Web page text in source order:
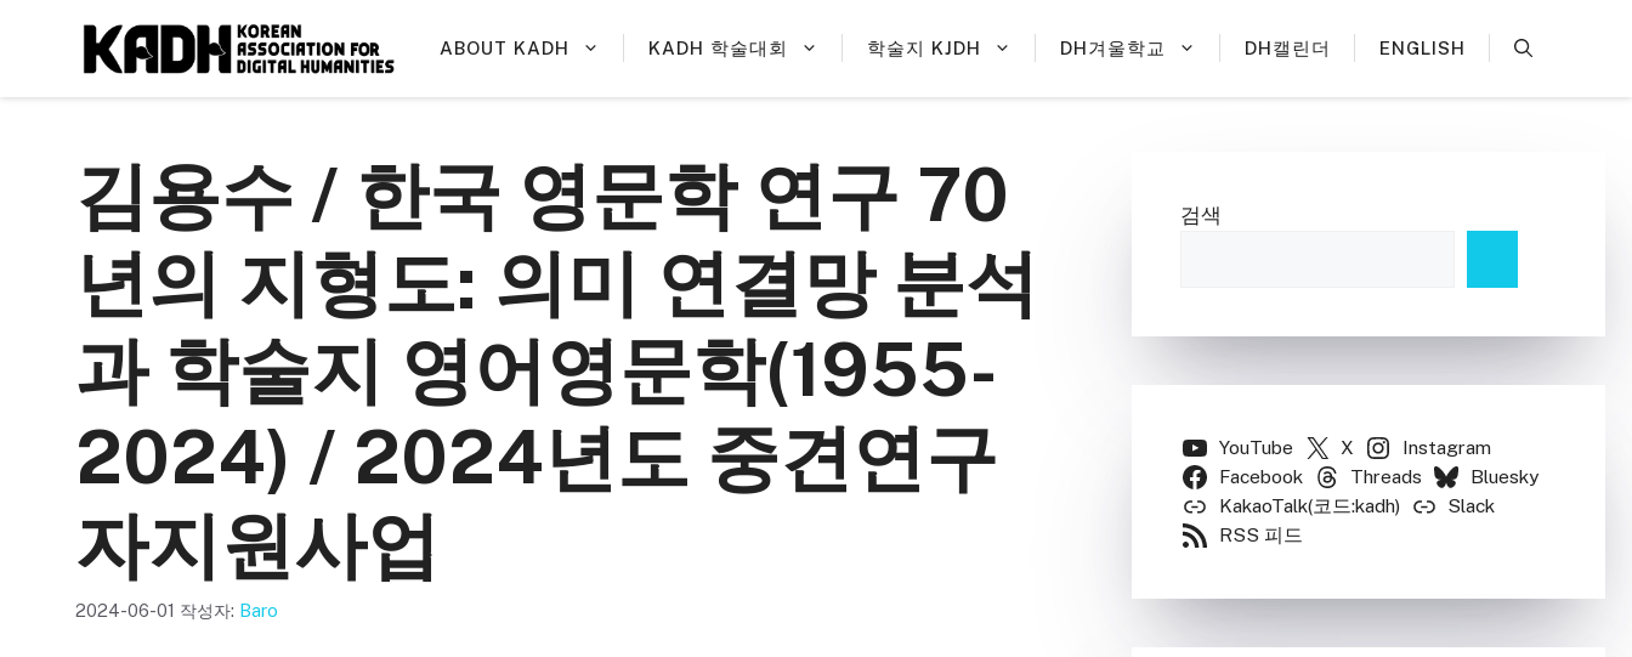
ABOUT KADH KADH 학술대회 학술지 KJDH DH겨울학교 DH캘린더 ENGLISH
김용수 / 한국 영문학 연구 70
년의 지형도: 의미 연결망 분석
과 학술지 영어영문학(1955-
2024) / 2024년도 중견연구
자지원사업
2024-06-01 작성자: Baro
검색
YouTube X
Instagram
Facebook
Threads
Bluesky
KakaoTalk(코드:kadh)
Slack
RSS 피드